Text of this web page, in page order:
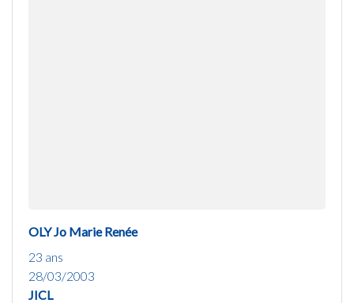
OLY Jo Marie Renée
23 ans
28/03/2003
JICL